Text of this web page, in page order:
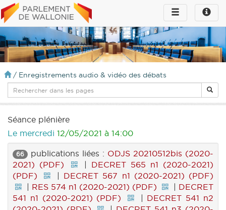
Toggle
infos
Toggle
navigation
/ Enregistrements audio & vidéo des débats
Séance plénière
Le mercredi 12/05/2021 à 14:00
66 publications liées : ODJS 20210512bis (2020-
2021) (PDF)
| DECRET 565 n1 (2020-2021)
(PDF)
| DECRET 567 n1 (2020-2021) (PDF)
| RES 574 n1 (2020-2021) (PDF) | DECRET
541 n1 (2020-2021) (PDF)
| DECRET 541 n2